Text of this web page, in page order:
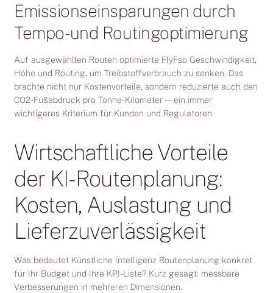
Emissionseinsparungen durch
Tempo- und Routingoptimierung
Auf ausgewählten Routen optimierte FlyFso Geschwindigkeit,
Höhe und Routing, um Treibstoffverbrauch zu senken. Das
brachte nicht nur Kostenvorteile, sondern reduzierte auch den
CO2-Fußabdruck pro Tonne-Kilometer — ein immer
wichtigeres Kriterium für Kunden und Regulatoren.
Wirtschaftliche Vorteile
der KI-Routenplanung:
Kosten, Auslastung und
Lieferzuverlässigkeit
Was bedeutet Künstliche Intelligenz Routenplanung konkret
für Ihr Budget und Ihre KPI-Liste? Kurz gesagt: messbare
Verbesserungen in mehreren Dimensionen.